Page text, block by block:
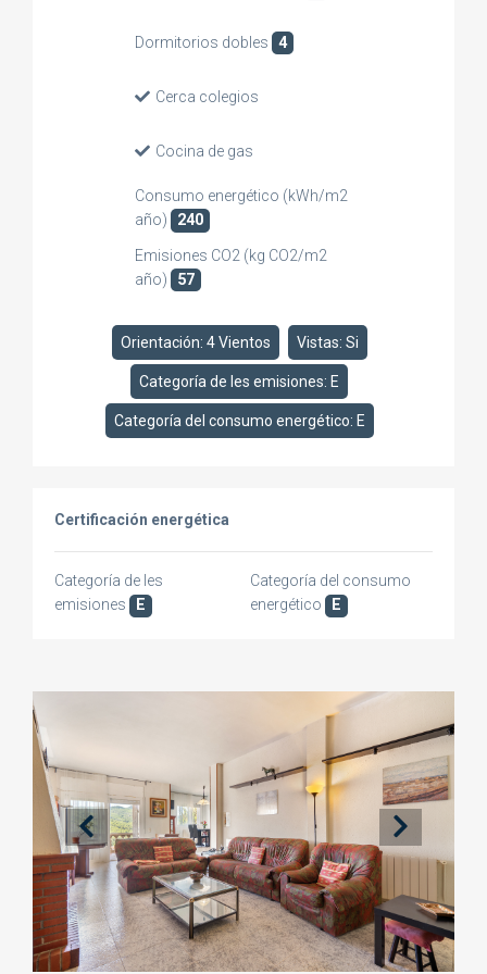
Dormitorios dobles 4
Cerca colegios
Cocina de gas
Consumo energético (kWh/m2
año)
240
Emisiones CO2 (kg CO2/m2
año)
57
Orientación: 4 Vientos Vistas: Si
Categoría de les emisiones: E
Categoría del consumo energético: E
Certificación energética
Categoría de les
emisiones
E
Categoría del consumo
energético
E